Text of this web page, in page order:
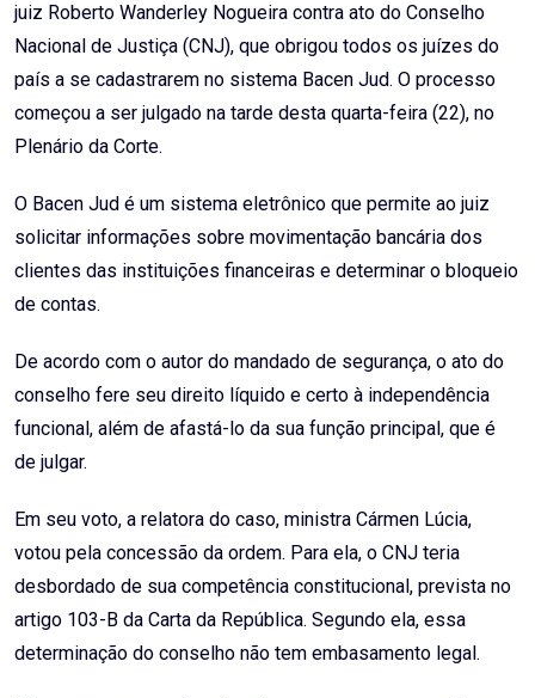
juiz Roberto Wanderley Nogueira contra ato do Conselho
Nacional de Justiça (CNJ), que obrigou todos os juízes do
país a se cadastrarem no sistema Bacen Jud. O processo
começou a ser julgado na tarde desta quarta-feira (22), no
Plenário da Corte.
O Bacen Jud é um sistema eletrônico que permite ao juiz
solicitar informações sobre movimentação bancária dos
clientes das instituições financeiras e determinar o bloqueio
de contas.
De acordo com o autor do mandado de segurança, o ato do
conselho fere seu direito líquido e certo à independência
funcional, além de afastá-lo da sua função principal, que é
de julgar.
Em seu voto, a relatora do caso, ministra Cármen Lúcia,
votou pela concessão da ordem. Para ela, o CNJ teria
desbordado de sua competência constitucional, prevista no
artigo 103-B da Carta da República. Segundo ela, essa
determinação do conselho não tem embasamento legal.